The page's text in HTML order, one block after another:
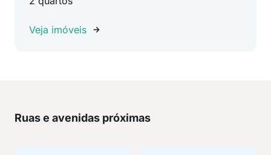
Veja imóveis
Ruas e avenidas próximas